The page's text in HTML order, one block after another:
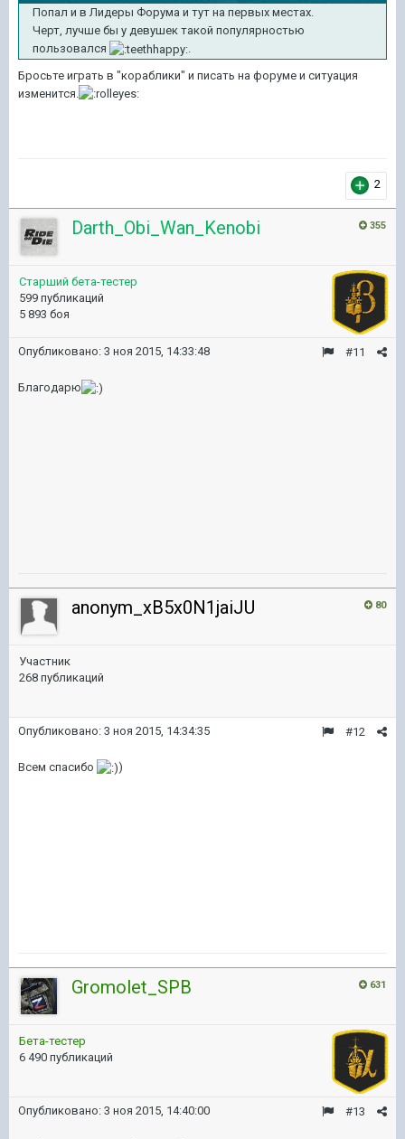
Попал и в Лидеры Форума и тут на первых местах.
Черт, лучше бы у девушек такой популярностью
пользовался
.
Бросьте играть в "кораблики" и писать на форуме и ситуация
изменится.
2
355
Darth_Obi_Wan_Kenobi
Старший бета-тестер
599 публикаций
5 893 боя
#11
Опубликовано: 3 ноя 2015, 14:33:48
Благодарю
80
anonym_xB5x0N1jaiJU
Участник
268 публикаций
#12
Опубликовано: 3 ноя 2015, 14:34:35
Всем спасибо )
631
Gromolet_SPB
Бета-тестер
6 490 публикаций
#13
Опубликовано: 3 ноя 2015, 14:40:00